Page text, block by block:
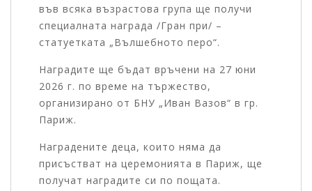
във всяка възрастова група ще получи
специалната награда /Гран при/ –
статуетката „Вълшебното перо“.
Наградите ще бъдат връчени на 27 юни
2026 г. по време на тържество,
организирано от БНУ „Иван Вазов“ в гр.
Париж.
Наградените деца, които няма да
присъстват на церемонията в Париж, ще
получат наградите си по пощата.